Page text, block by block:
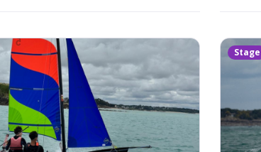
Stage